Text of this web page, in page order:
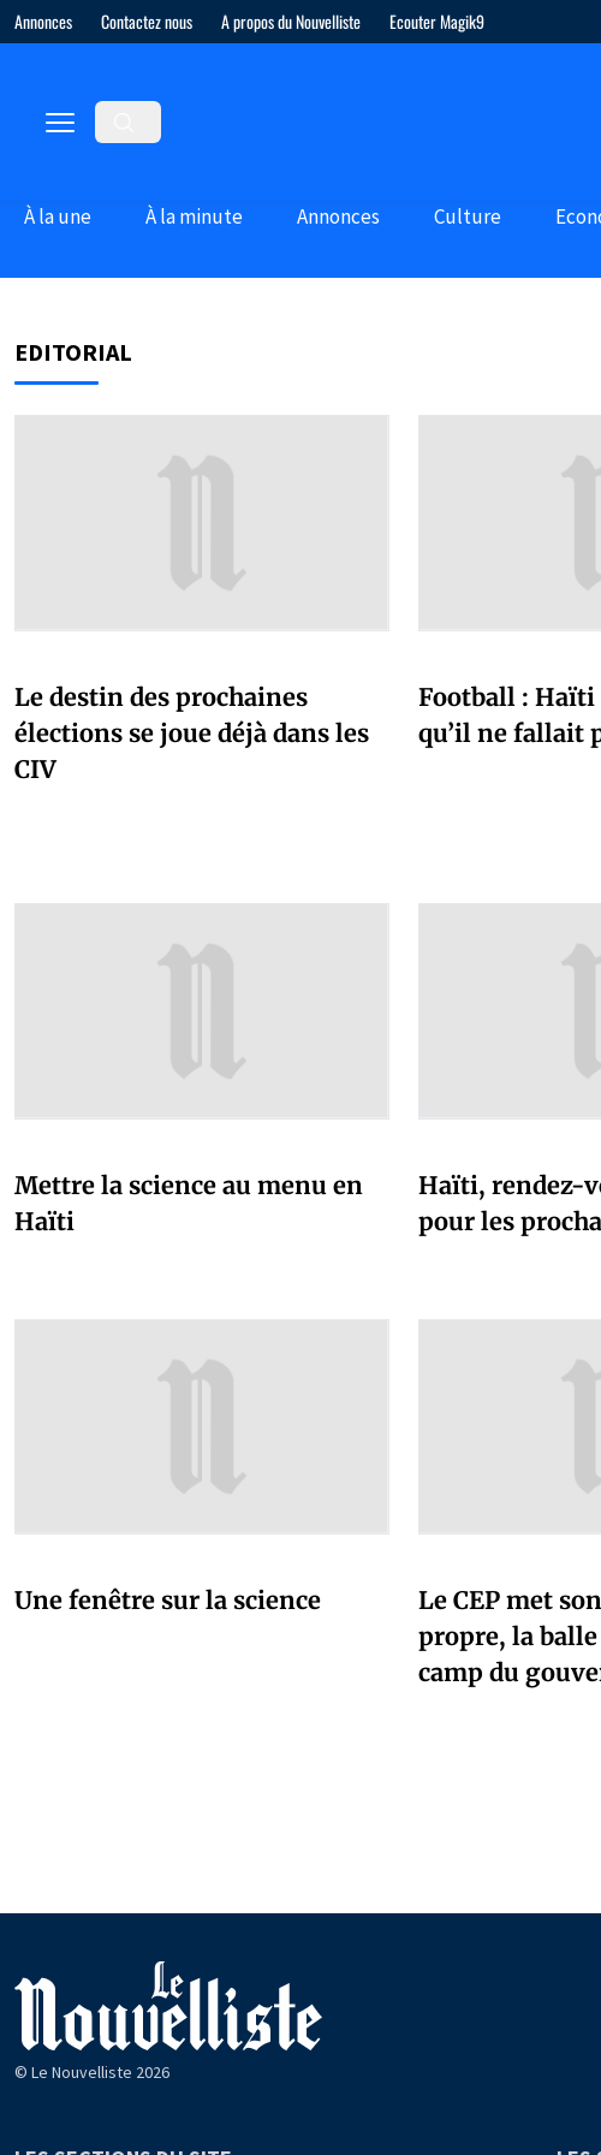
Annonces Contactez nous A propos du Nouvelliste Ecouter Magik9
À la une À la minute Annonces Culture
EDITORIAL
Le destin des prochaines
élections se joue déjà dans les
CIV
Football : Haïti
qu’il ne fallait
Mettre la science au menu en
Haïti
Haïti, rendez-
pour les
Une fenêtre sur la science
Le CEP met
propre, la
camp du
© Le Nouvelliste 2026